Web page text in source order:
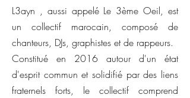
L3ayn , aussi appelé Le 3ème Oeil, est
un collectif marocain, composé de
chanteurs, DJs, graphistes et de rappeurs.
Constitué en 2016 autour d'un état
d'esprit commun et solidifié par des liens
fraternels forts, le collectif comprend